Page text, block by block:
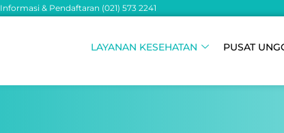
Informasi & Pendaftaran (021) 573 2241
LAYANAN KESEHATAN PUSAT